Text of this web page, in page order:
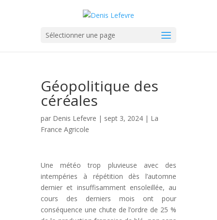
Sélectionner une page
Géopolitique des
céréales
par Denis Lefevre | sept 3, 2024 | La
France Agricole
Une météo trop pluvieuse avec des
intempéries à répétition dès l’automne
dernier et insuffisamment ensoleillée, au
cours des derniers mois ont pour
conséquence une chute de l’ordre de 25 %